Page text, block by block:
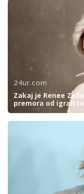
24ur.com
Zakaj je Renee
premora od